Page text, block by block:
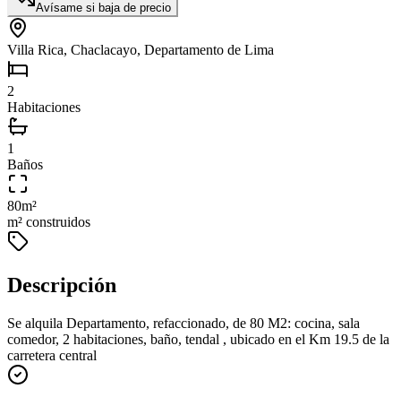
Avísame si baja de precio
Villa Rica, Chaclacayo, Departamento de Lima
2
Habitaciones
1
Baños
80m²
m² construidos
Descripción
Se alquila Departamento, refaccionado, de 80 M2: cocina, sala
comedor, 2 habitaciones, baño, tendal , ubicado en el Km 19.5 de la
carretera central